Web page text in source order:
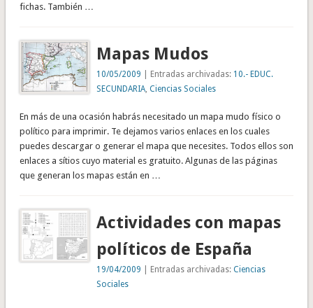
fichas. También …
Mapas Mudos
10/05/2009 | Entradas archivadas: 10.- EDUC.
SECUNDARIA ,Ciencias Sociales
En más de una ocasión habrás necesitado un mapa mudo físico o
político para imprimir. Te dejamos varios enlaces en los cuales
puedes descargar o generar el mapa que necesites. Todos ellos son
enlaces a sítios cuyo material es gratuito. Algunas de las páginas
que generan los mapas están en …
Actividades con mapas
políticos de España
19/04/2009 | Entradas archivadas:Ciencias
Sociales